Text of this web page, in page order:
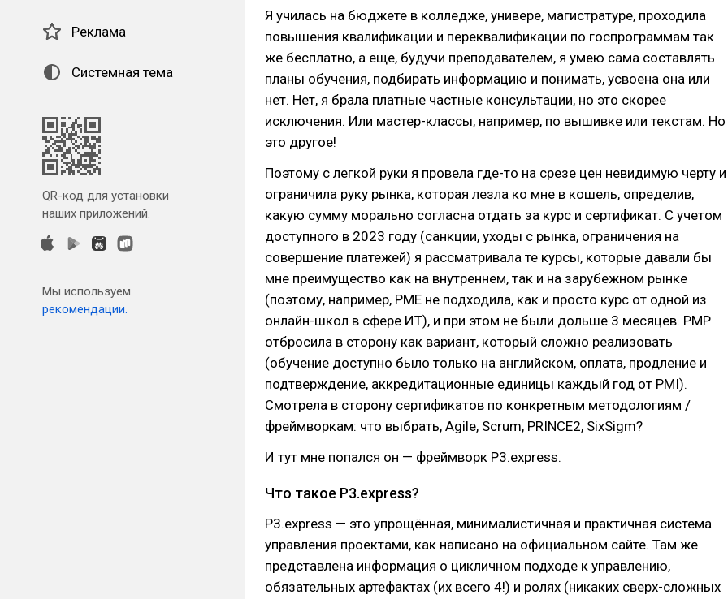
Реклама
Системная тема
QR-код для установки
наших приложений.
Мы используем
рекомендации.
Я училась на бюджете в колледже, универе, магистратуре, проходила
повышения квалификации и переквалификации по госпрограммам так
же бесплатно, а еще, будучи преподавателем, я умею сама составлять
планы обучения, подбирать информацию и понимать, усвоена она или
нет. Нет, я брала платные частные консультации, но это скорее
исключения. Или мастер-классы, например, по вышивке или текстам. Но
это другое!
Поэтому с легкой руки я провела где-то на срезе цен невидимую черту и
ограничила руку рынка, которая лезла ко мне в кошель, определив,
какую сумму морально согласна отдать за курс и сертификат. С учетом
доступного в 2023 году (санкции, уходы с рынка, ограничения на
совершение платежей) я рассматривала те курсы, которые давали бы
мне преимущество как на внутреннем, так и на зарубежном рынке
(поэтому, например, PME не подходила, как и просто курс от одной из
онлайн-школ в сфере ИТ), и при этом не были дольше 3 месяцев. РМР
отбросила в сторону как вариант, который сложно реализовать
(обучение доступно было только на английском, оплата, продление и
подтверждение, аккредитационные единицы каждый год от PMI).
Смотрела в сторону сертификатов по конкретным методологиям /
фреймворкам: что выбрать, Agile, Scrum, PRINCE2, SixSigm?
И тут мне попался он — фреймворк P3.express.
Что такое P3.express?
P3.express — это упрощённая, минималистичная и практичная система
управления проектами, как написано на официальном сайте. Там же
представлена информация о цикличном подходе к управлению,
обязательных артефактах (их всего 4!) и ролях (никаких сверх-сложных